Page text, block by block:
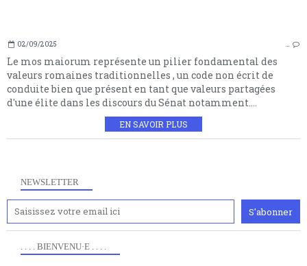
02/09/2025 …
Le mos maiorum représente un pilier fondamental des
valeurs romaines traditionnelles , un code non écrit de
conduite bien que présent en tant que valeurs partagées
d'une élite dans les discours du Sénat notamment....
EN SAVOIR PLUS
NEWSLETTER
. . . . BIENVENU·E . . . .